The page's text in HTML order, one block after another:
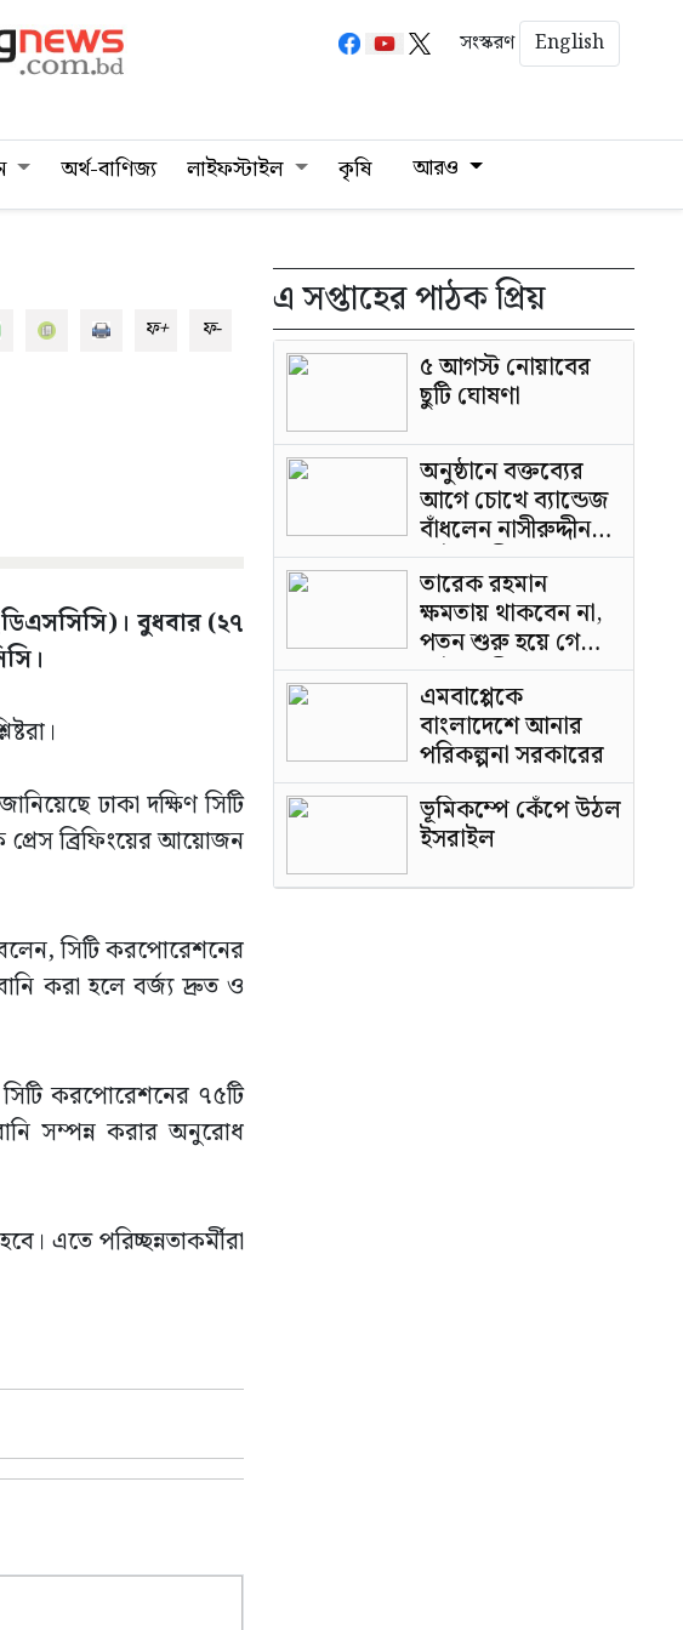
সংস্করণ English
অর্থ-বাণিজ্য লাইফস্টাইল কৃষি আরও
ফ+ ফ-
বুধবার (২৭
ঢাকা দক্ষিণ সিটি
ব্রিফিংয়ের আয়োজন
বলেন, সিটি করপোরেশনের
করা হলে বর্জ্য দ্রুত ও
করপোরেশনের ৭৫টি
সম্পন্ন করার অনুরোধ
এতে পরিচ্ছন্নতাকর্মীরা
এ সপ্তাহের পাঠক প্রিয়
৫ আগস্ট নোয়াবের
ছুটি ঘোষণা
অনুষ্ঠানে বক্তব্যের
আগে চোখে ব্যান্ডেজ
বাঁধলেন নাসীরুদ্দীন
পাটওয়ারী
তারেক রহমান
ক্ষমতায় থাকবেন না,
পতন শুরু হয়ে গেছে:
পাটওয়ারী
এমবাপ্পেকে
বাংলাদেশে আনার
পরিকল্পনা সরকারের
ভূমিকম্পে কেঁপে উঠল
ইসরাইল